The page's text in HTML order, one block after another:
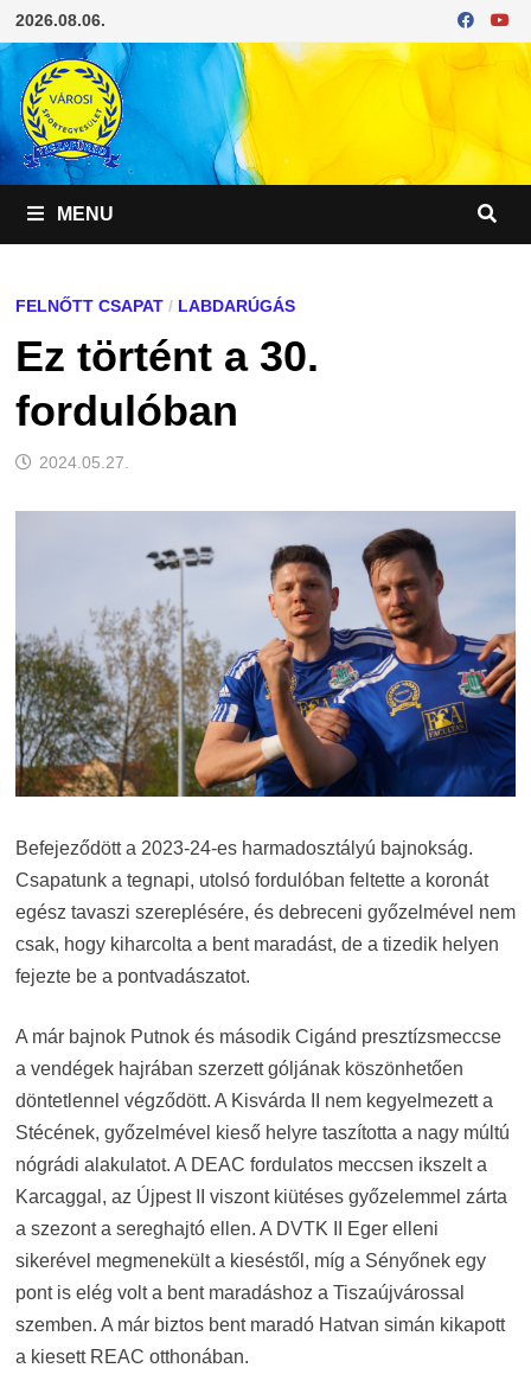
Skip
to
content
2026.08.06.
MENU
FELNŐTT CSAPAT/ LABDARÚGÁS
Ez történt a 30.
fordulóban
2024.05.27.
Befejeződött a 2023-24-es harmadosztályú bajnokság.
Csapatunk a tegnapi, utolsó fordulóban feltette a koronát
egész tavaszi szereplésére, és debreceni győzelmével nem
csak, hogy kiharcolta a bent maradást, de a tizedik helyen
fejezte be a pontvadászatot.
A már bajnok Putnok és második Cigánd presztízsmeccse
a vendégek hajrában szerzett góljának köszönhetően
döntetlennel végződött. A Kisvárda II nem kegyelmezett a
Stécének, győzelmével kieső helyre taszította a nagy múltú
nógrádi alakulatot. A DEAC fordulatos meccsen ikszelt a
Karcaggal, az Újpest II viszont kiütéses győzelemmel zárta
a szezont a sereghajtó ellen. A DVTK II Eger elleni
sikerével megmenekült a kieséstől, míg a Sényőnek egy
pont is elég volt a bent maradáshoz a Tiszaújvárossal
szemben. A már biztos bent maradó Hatvan simán kikapott
a kiesett REAC otthonában.